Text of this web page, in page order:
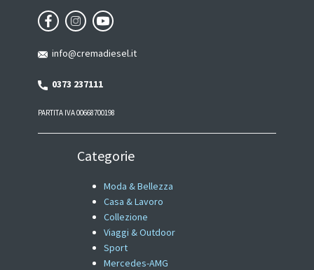
info@cremadiesel.it
0373 237111
PARTITA IVA 00668700198
Categorie
Moda & Bellezza
Casa & Lavoro
Collezione
Viaggi & Outdoor
Sport
Mercedes-AMG